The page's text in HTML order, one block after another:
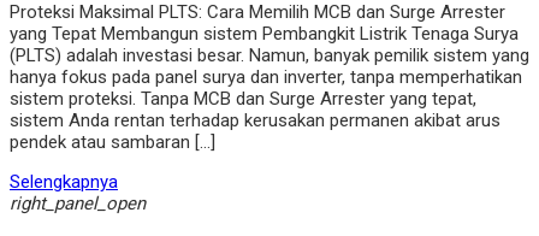
Proteksi Maksimal PLTS: Cara Memilih MCB dan Surge Arrester
yang Tepat Membangun sistem Pembangkit Listrik Tenaga Surya
(PLTS) adalah investasi besar. Namun, banyak pemilik sistem yang
hanya fokus pada panel surya dan inverter, tanpa memperhatikan
sistem proteksi. Tanpa MCB dan Surge Arrester yang tepat,
sistem Anda rentan terhadap kerusakan permanen akibat arus
pendek atau sambaran […]
Selengkapnya
right_panel_open